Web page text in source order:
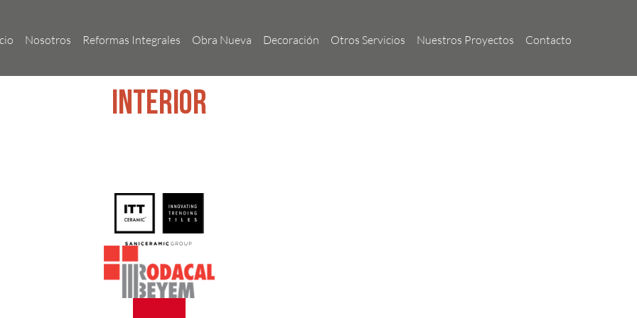
Nosotros Reformas Integrales Obra Nueva Decoración Otros Servicios Nuestros Proyectos Contacto
Interior